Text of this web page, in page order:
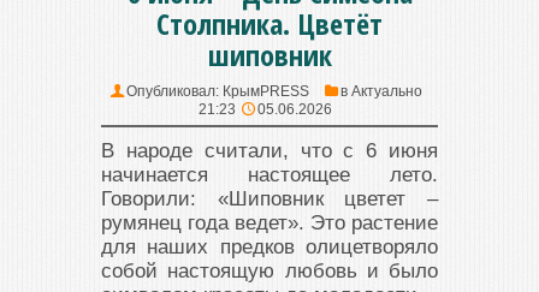
Столпника. Цветёт
шиповник
Опубликовал: КрымPRESS в Актуально
21:23
05.06.2026
В народе считали, что с 6 июня
начинается настоящее лето.
Говорили: «Шиповник цветет –
румянец года ведет». Это растение
для наших предков олицетворяло
собой настоящую любовь и было